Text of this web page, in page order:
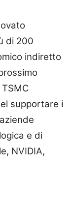
di 200
indiretto
supportare i
e di
NVIDIA,